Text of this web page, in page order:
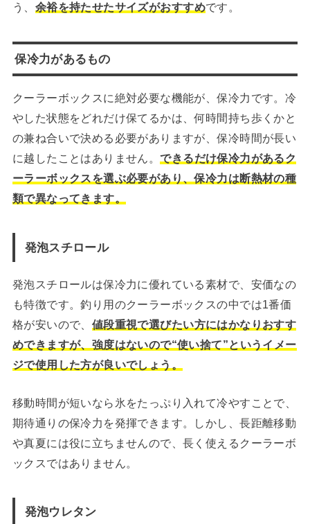
う、 余裕を持たせたサイズがおすすめです。
保冷力があるもの
クーラーボックスに絶対必要な機能が、保冷力です。冷
やした状態をどれだけ保てるかは、何時間持ち歩くかと
の兼ね合いで決める必要がありますが、保冷時間が長い
に越したことはありません。できるだけ保冷力があるク
ーラーボックスを選ぶ必要があり、保冷力は断熱材の種
類で異なってきます。
発泡スチロール
発泡スチロールは保冷力に優れている素材で、安価なの
も特徴です。釣り用のクーラーボックスの中では1番価
格が安いので、 値段重視で選びたい方にはかなりおすす
めできますが、強度はないので“使い捨て”というイメー
ジで使用した方が良いでしょう。
移動時間が短いなら氷をたっぷり入れて冷やすことで、
期待通りの保冷力を発揮できます。しかし、長距離移動
や真夏には役に立ちませんので、長く使えるクーラーボ
ックスではありません。
発泡ウレタン